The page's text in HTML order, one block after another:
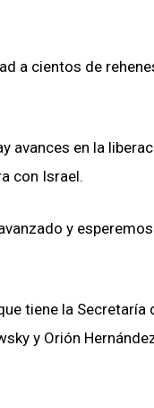
a cientos de
avances en la
con Israel.
y
tiene la Secretaría
y Orión